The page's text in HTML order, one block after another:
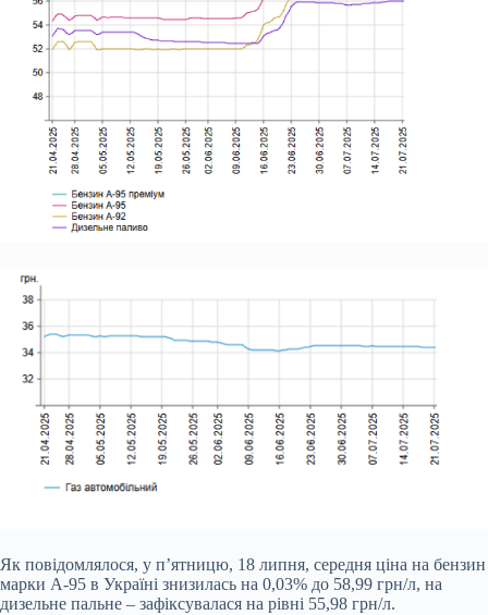
Як повідомлялося, у п’ятницю, 18 липня, середня ціна на бензин
марки А-95 в Україні знизилась на 0,03% до 58,99 грн/л, на
дизельне пальне – зафіксувалася на рівні 55,98 грн/л.